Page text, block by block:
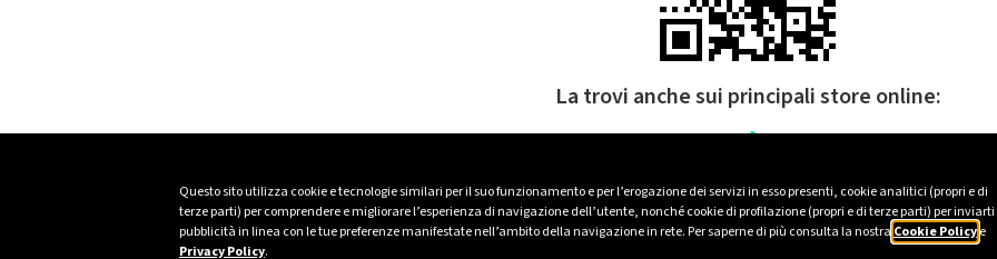
Questo sito utilizza cookie e tecnologie similari per il suo funzionamento e per l’erogazione dei servizi in esso presenti, cookie analitici (propri e di
terze parti) per comprendere e migliorare l’esperienza di navigazione dell’utente, nonché cookie di profilazione (propri e di terze parti) per inviarti
pubblicità in linea con le tue preferenze manifestate nell’ambito della navigazione in rete. Per saperne di più consulta la nostra Cookie Policye
Privacy Policy.
La trovi anche sui principali store online: